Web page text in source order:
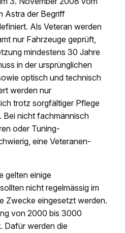
Astra der Begriff
Als Veteran werden
nur Fahrzeuge geprüft,
mindestens 30 Jahre
in der ursprünglichen
optisch und technisch
werden nur
trotz sorgfältiger Pflege
Bei nicht fachmännisch
oder Tuning-
eine Veteranen-
gelten einige
nicht regelmässig im
Zwecke eingesetzt werden.
von 2000 bis 3000
Dafür werden die